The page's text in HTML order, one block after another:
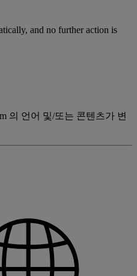
and no further action is
의 언어 및/또는 콘텐츠가 변